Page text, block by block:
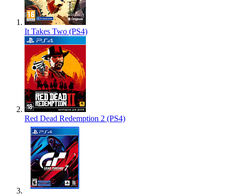
It Takes Two (PS4)
Red Dead Redemption 2 (PS4)